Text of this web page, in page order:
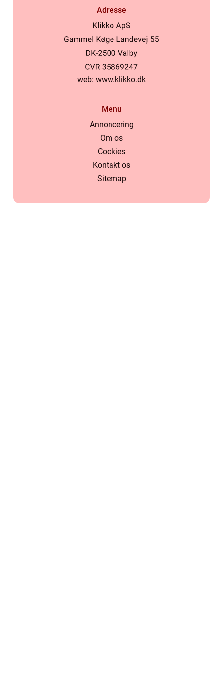
Adresse
web: www.klikko.dk
Menu
Annoncering
Om os
Cookies
Kontakt os
Sitemap